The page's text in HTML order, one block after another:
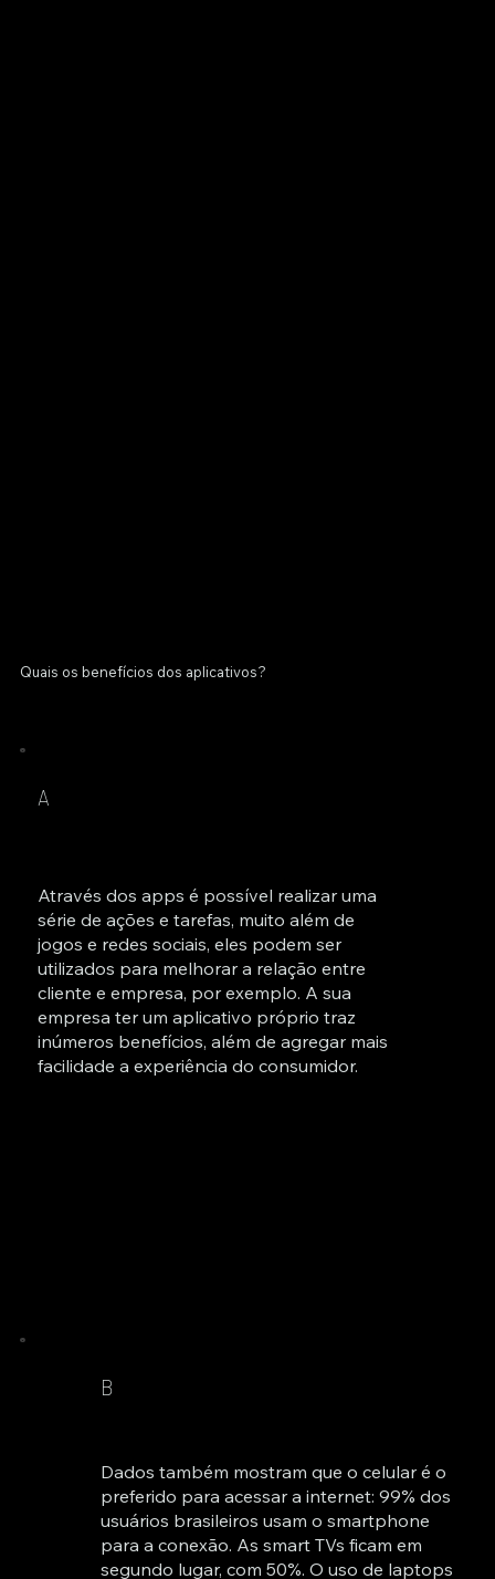
Quais os benefícios dos aplicativos?
A
Através dos apps é possível realizar uma
série de ações e tarefas, muito além de
jogos e redes sociais, eles podem ser
utilizados para melhorar a relação entre
cliente e empresa, por exemplo. A sua
empresa ter um aplicativo próprio traz
inúmeros benefícios, além de agregar mais
facilidade a experiência do consumidor.
B
Dados também mostram que o celular é o
preferido para acessar a internet: 99% dos
usuários brasileiros usam o smartphone
para a conexão. As smart TVs ficam em
segundo lugar, com 50%. O uso de laptops